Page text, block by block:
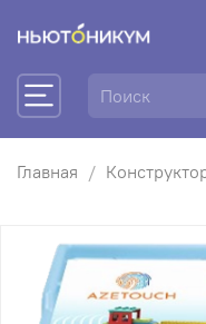
Главная